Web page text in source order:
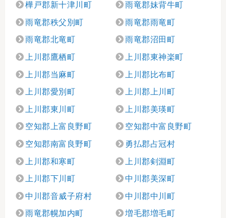
樺戸郡新十津川町 雨竜郡妹背牛町
雨竜郡秩父別町 雨竜郡雨竜町
雨竜郡北竜町 雨竜郡沼田町
上川郡鷹栖町 上川郡東神楽町
上川郡当麻町 上川郡比布町
上川郡愛別町 上川郡上川町
上川郡東川町 上川郡美瑛町
空知郡上富良野町 空知郡中富良野町
空知郡南富良野町 勇払郡占冠村
上川郡和寒町 上川郡剣淵町
上川郡下川町 中川郡美深町
中川郡音威子府村 中川郡中川町
雨竜郡幌加内町 増毛郡増毛町